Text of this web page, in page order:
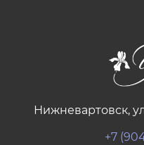
Нижневартовск,
+7